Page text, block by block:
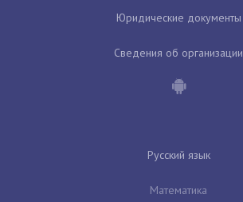
Юридические документы
Сведения об организации
Русский язык
Математика